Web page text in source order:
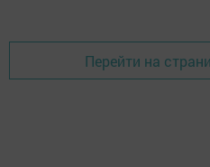
Перейти на